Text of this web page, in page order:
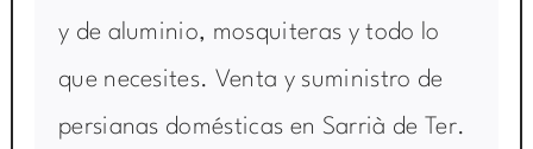
y de aluminio, mosquiteras y todo lo
que necesites. Venta y suministro de
persianas domésticas en Sarrià de Ter.